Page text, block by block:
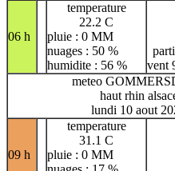
06 h
temperature
22.2 C
pluie : 0 MM
nuages : 50 %
humidite : 56 %
vent
meteo
haut rhin
lundi 10 aout
09 h
temperature
31.1 C
pluie : 0 MM